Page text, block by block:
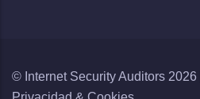
© Internet Security Auditors 2026 |